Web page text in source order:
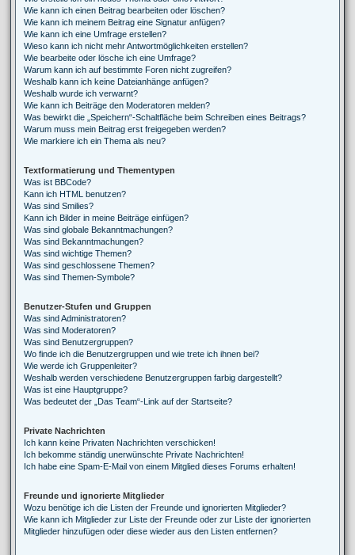
Wie kann ich einen Beitrag bearbeiten oder löschen?
Wie kann ich meinem Beitrag eine Signatur anfügen?
Wie kann ich eine Umfrage erstellen?
Wieso kann ich nicht mehr Antwortmöglichkeiten erstellen?
Wie bearbeite oder lösche ich eine Umfrage?
Warum kann ich auf bestimmte Foren nicht zugreifen?
Weshalb kann ich keine Dateianhänge anfügen?
Weshalb wurde ich verwarnt?
Wie kann ich Beiträge den Moderatoren melden?
Was bewirkt die „Speichern“-Schaltfläche beim Schreiben eines Beitrags?
Warum muss mein Beitrag erst freigegeben werden?
Wie markiere ich ein Thema als neu?
Textformatierung und Thementypen
Was ist BBCode?
Kann ich HTML benutzen?
Was sind Smilies?
Kann ich Bilder in meine Beiträge einfügen?
Was sind globale Bekanntmachungen?
Was sind Bekanntmachungen?
Was sind wichtige Themen?
Was sind geschlossene Themen?
Was sind Themen-Symbole?
Benutzer-Stufen und Gruppen
Was sind Administratoren?
Was sind Moderatoren?
Was sind Benutzergruppen?
Wo finde ich die Benutzergruppen und wie trete ich ihnen bei?
Wie werde ich Gruppenleiter?
Weshalb werden verschiedene Benutzergruppen farbig dargestellt?
Was ist eine Hauptgruppe?
Was bedeutet der „Das Team“-Link auf der Startseite?
Private Nachrichten
Ich kann keine Privaten Nachrichten verschicken!
Ich bekomme ständig unerwünschte Private Nachrichten!
Ich habe eine Spam-E-Mail von einem Mitglied dieses Forums erhalten!
Freunde und ignorierte Mitglieder
Wozu benötige ich die Listen der Freunde und ignorierten Mitglieder?
Wie kann ich Mitglieder zur Liste der Freunde oder zur Liste der ignorierten
Mitglieder hinzufügen oder diese wieder aus den Listen entfernen?